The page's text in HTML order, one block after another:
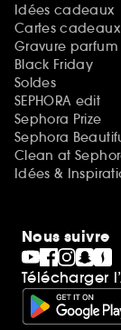
Idées cadeaux
Cartes cadeaux
Gravure parfum
Black Friday
Soldes
SEPHORA edit
Sephora Prize
Sephora
Clean at
Idées &
Nous suivre
Télécharger